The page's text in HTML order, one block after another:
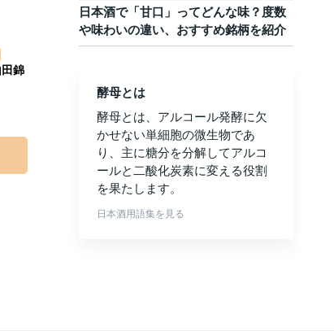
錦
日本酒で「甘口」ってどんな味？度数
や味わいの違い、おすすめ銘柄を紹介
酵母とは
酵母とは、アルコール発酵に欠
かせない単細胞の微生物であ
り、主に糖分を分解してアルコ
ールと二酸化炭素に変える役割
を果たします。
日本酒用語集を見る